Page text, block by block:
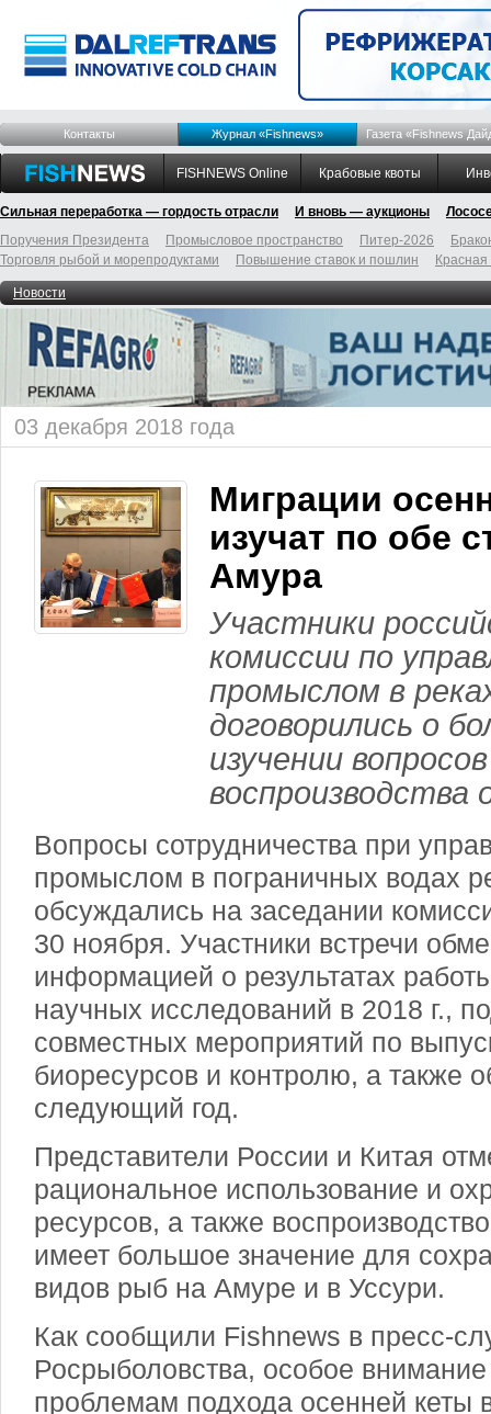
Контакты Журнал «Fishnews» Газета «Fishnews
FISHNEWS Online Крабовые квоты
Сильная переработка — гордость отрасли И вновь — аукционы
Поручения Президента
Промысловое пространство Питер-2026
Торговля рыбой и морепродуктами
Повышение ставок и пошлин
Новости
03 декабря 2018 года
Миграции
изучат по обе
Амура
Участники
комиссии по
промыслом в
договорились о
изучении
воспроизводства
Вопросы сотрудничества при
промыслом в пограничных водах
обсуждались на заседании
30 ноября. Участники встречи
информацией о результатах
научных исследований в 2018 г.,
совместных мероприятий по
биоресурсов и контролю, а также
следующий год.
Представители России и Китая
рациональное использование и
ресурсов, а также
имеет большое значение для
видов рыб на Амуре и в Уссури.
Как сообщили Fishnews в пресс-
Росрыболовства, особое
проблемам подхода осенней кеты